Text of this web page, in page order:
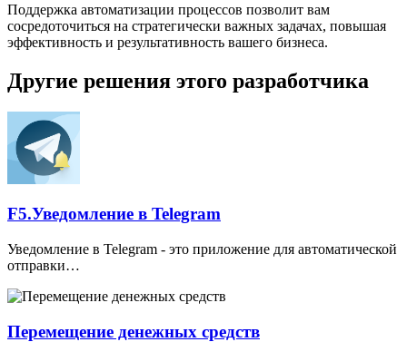
Поддержка автоматизации процессов позволит вам
сосредоточиться на стратегически важных задачах, повышая
эффективность и результативность вашего бизнеса.
Другие решения этого разработчика
F5.Уведомление в Telegram
Уведомление в Telegram - это приложение для автоматической
отправки…
Перемещение денежных средств